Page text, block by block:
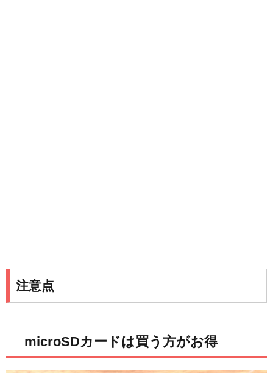
注意点
microSDカードは買う方がお得